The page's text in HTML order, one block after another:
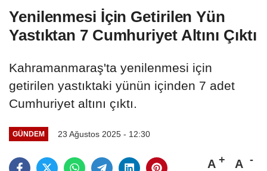
Yenilenmesi İçin Getirilen Yün
Yastıktan 7 Cumhuriyet Altını Çıktı
Kahramanmaraş'ta yenilenmesi için
getirilen yastıktaki yünün içinden 7 adet
Cumhuriyet altını çıktı.
GÜNDEM 23 Ağustos 2025 - 12:30
A A